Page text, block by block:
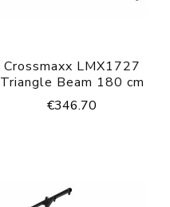
Crossmaxx LMX1727
Triangle Beam 180 cm
€346.70